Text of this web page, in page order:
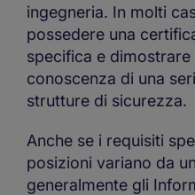
ingegneria. In molti
possedere una
specifica e
conoscenza di una
strutture di sicurezza.
Anche se i requisiti
posizioni variano da
generalmente gli